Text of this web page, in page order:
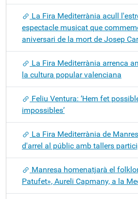
La Fira Mediterrània acull
espectacle musicat que
aniversari de la mort de Josep
La Fira Mediterrània arrenca
la cultura popular valenciana
Feliu Ventura: ‘Hem fet
impossibles’
La Fira Mediterrània de
d'arrel al públic amb tallers
Manresa homenatjarà el
Patufet», Aureli Capmany, a la